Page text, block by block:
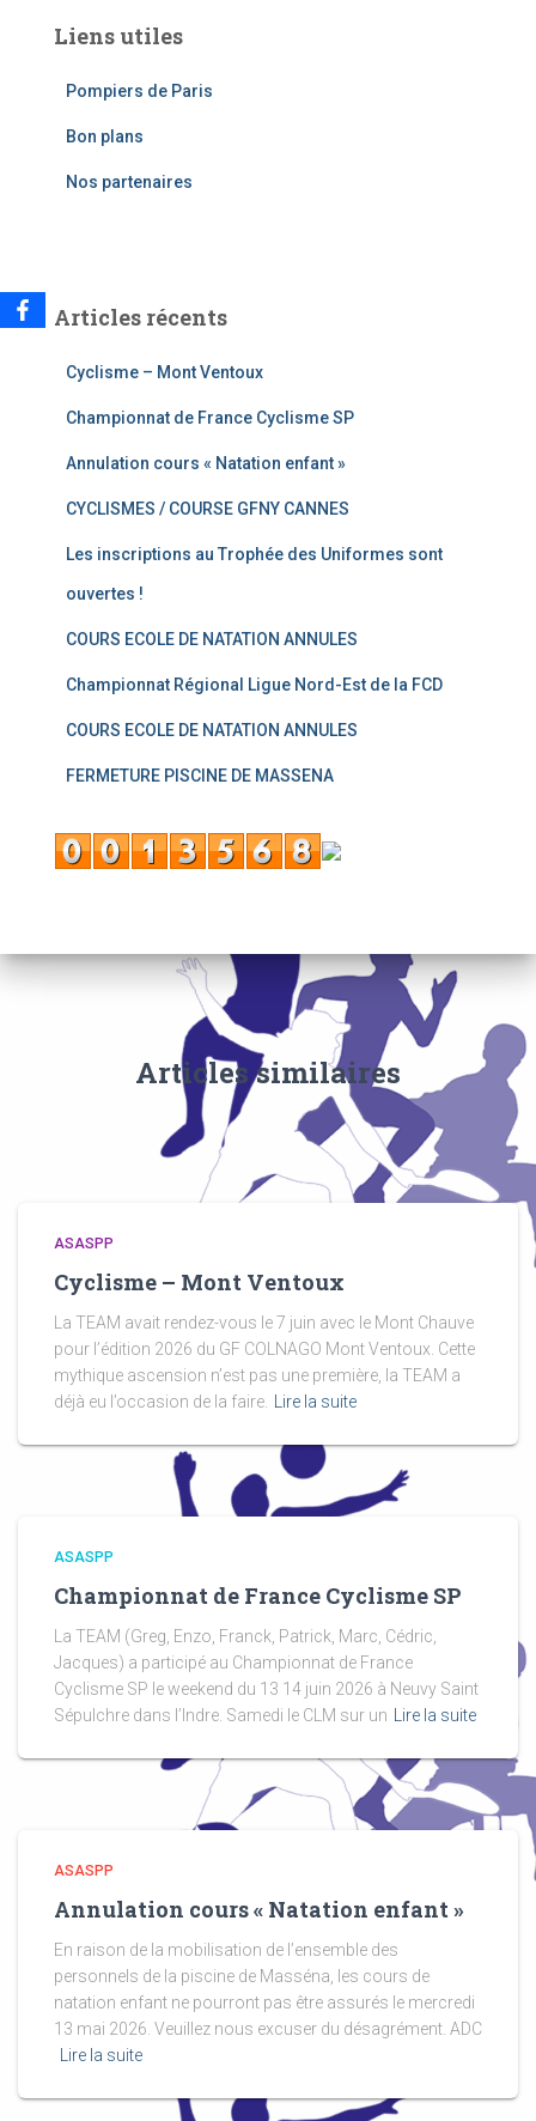
rLiens utiles
Pompiers de Paris
Bon plans
Nos partenaires
Articles récents
Cyclisme – Mont Ventoux
Championnat de France Cyclisme SP
Annulation cours « Natation enfant »
CYCLISMES / COURSE GFNY CANNES
Les inscriptions au Trophée des Uniformes sont
ouvertes !
COURS ECOLE DE NATATION ANNULES
Championnat Régional Ligue Nord-Est de la FCD
COURS ECOLE DE NATATION ANNULES
FERMETURE PISCINE DE MASSENA
Articles similaires
ASASPP
Cyclisme – Mont Ventoux
La TEAM avait rendez-vous le 7 juin avec le Mont Chauve
pour l’édition 2026 du GF COLNAGO Mont Ventoux. Cette
mythique ascension n’est pas une première, la TEAM a
déjà eu l’occasion de la faire.
Lire la suite
ASASPP
Championnat de France Cyclisme SP
La TEAM (Greg, Enzo, Franck, Patrick, Marc, Cédric,
Jacques) a participé au Championnat de France
Cyclisme SP le weekend du 13 14 juin 2026 à Neuvy Saint
Sépulchre dans l’Indre. Samedi le CLM sur un
Lire la suite
ASASPP
Annulation cours « Natation enfant »
En raison de la mobilisation de l’ensemble des
personnels de la piscine de Masséna, les cours de
natation enfant ne pourront pas être assurés le mercredi
13 mai 2026. Veuillez nous excuser du désagrément. ADC
Lire la suite